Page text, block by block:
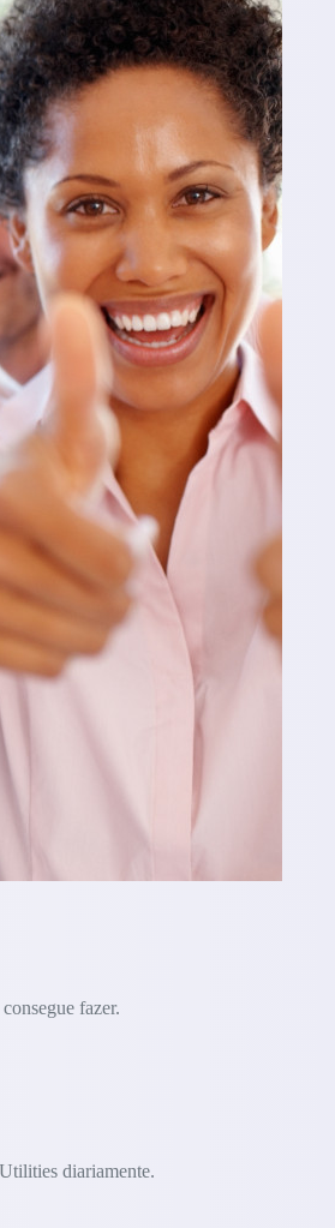
fazer.
diariamente.